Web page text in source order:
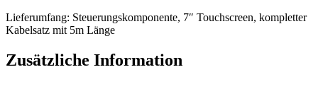
Lieferumfang: Steuerungskomponente, 7″ Touchscreen, kompletter
Kabelsatz mit 5m Länge
Zusätzliche Information